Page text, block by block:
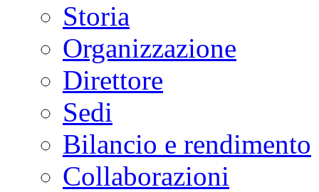
Storia
Organizzazione
Direttore
Sedi
Bilancio e rendimento
Collaborazioni